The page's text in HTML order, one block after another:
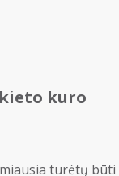
kuro
turėtų būti